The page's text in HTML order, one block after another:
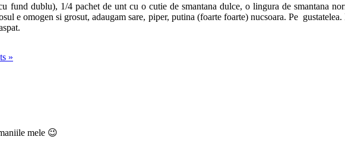
fund dublu), 1/4 pachet de unt cu o cutie de smantana dulce, o lingura de smantana
e omogen si grosut, adaugam sare, piper, putina (foarte foarte) nucsoara. Pe
»
mele 😉